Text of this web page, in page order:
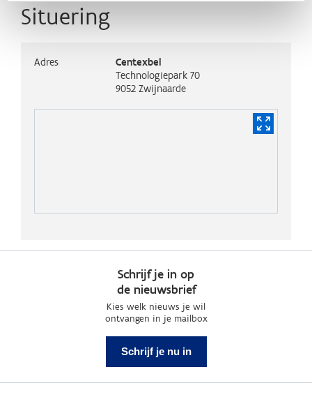
Situering
Adres
Centexbel
Technologiepark 70
9052 Zwijnaarde
Schrijf je in op
de nieuwsbrief
Kies welk nieuws je wil
ontvangen in je mailbox
Schrijf je nu in